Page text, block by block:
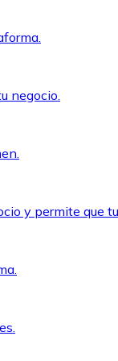
negocio.
y permite que